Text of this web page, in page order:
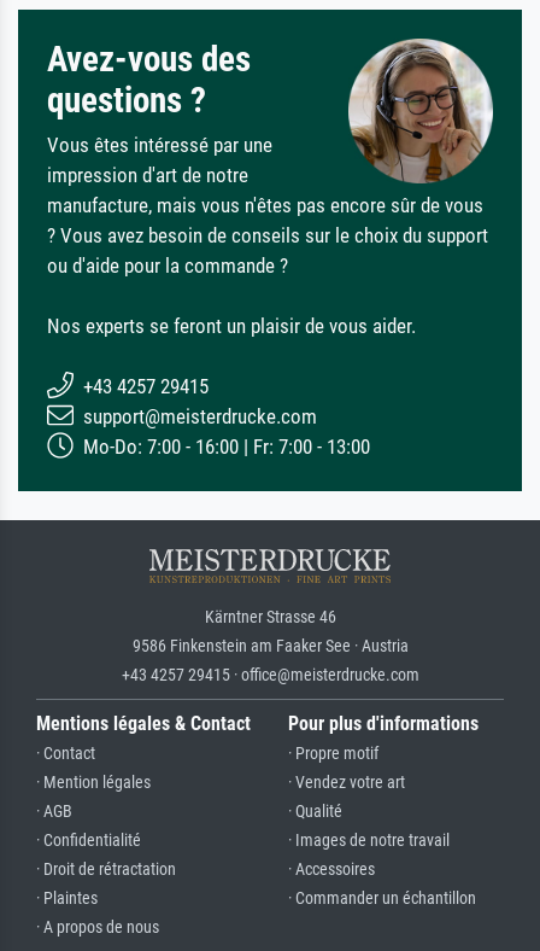
Avez-vous des
questions ?
Vous êtes intéressé par une
impression d'art de notre
manufacture, mais vous n'êtes pas encore sûr de vous
? Vous avez besoin de conseils sur le choix du support
ou d'aide pour la commande ?
Nos experts se feront un plaisir de vous aider.
+43 4257 29415
support@meisterdrucke.com
Mo-Do: 7:00 - 16:00 | Fr: 7:00 - 13:00
Kärntner Strasse 46
9586 Finkenstein am Faaker See · Austria
+43 4257 29415 · office@meisterdrucke.com
Mentions légales & Contact
· Contact
· Mention légales
· AGB
· Confidentialité
· Droit de rétractation
· Plaintes
· A propos de nous
Pour plus d'informations
· Propre motif
· Vendez votre art
· Qualité
· Images de notre travail
· Accessoires
· Commander un échantillon